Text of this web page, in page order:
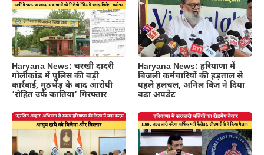
Haryana News: चरखी दादरी
गोलीकांड में पुलिस की बड़ी
कार्रवाई, मुठभेड़ के बाद आरोपी
‘रोहित उर्फ कातिया’ गिरफ्तार
Haryana News: हरियाणा में
बिजली कर्मचारियों की हड़ताल से
पहले हलचल, अनिल विज ने दिया
बड़ा अपडेट